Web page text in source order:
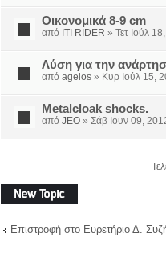
Οικονομικά 8-9 cm
από ITI RIDER » Τετ Ιούλ
Λύση για την
από agelos » Κυρ Ιούλ 15,
Μetalcloak shocks.
από JEO » Σάβ Ιουν 09,
Δημιουργία νέου
θέματος
Επιστροφή στο Ευρετήριο Δ.